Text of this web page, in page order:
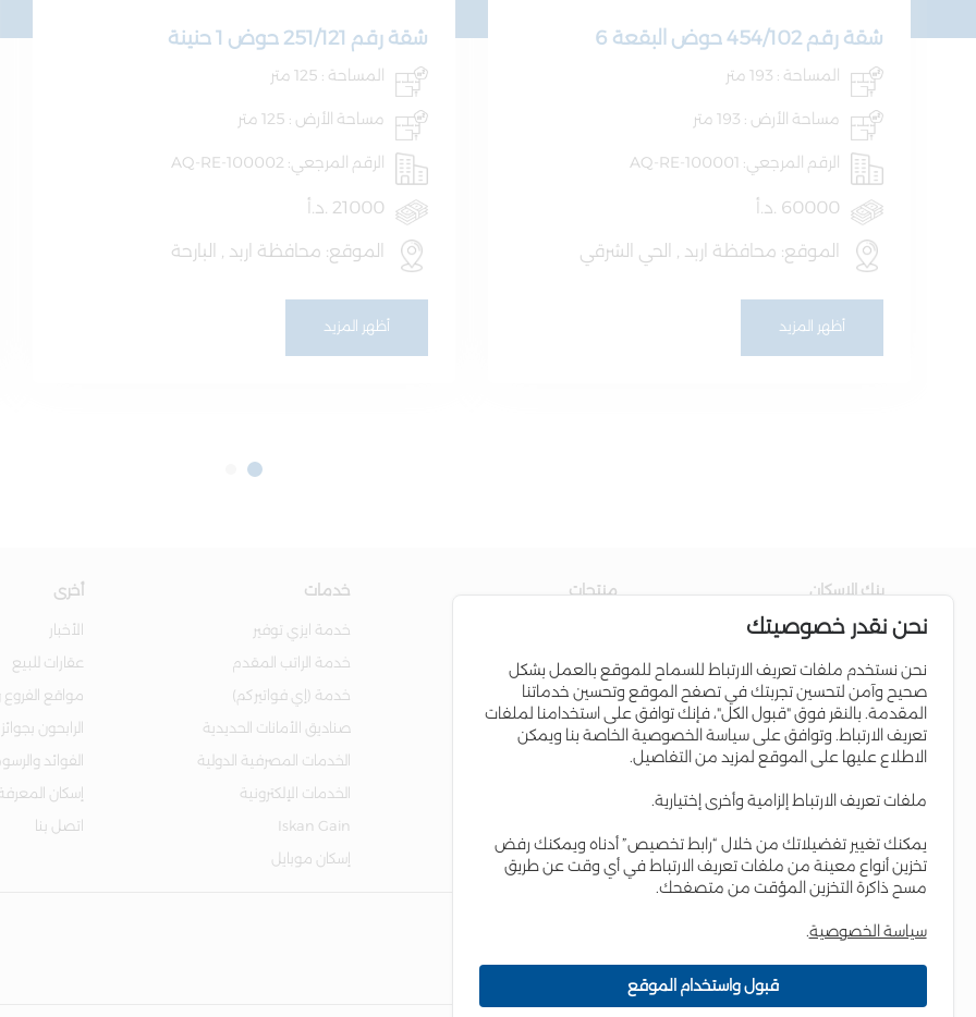
شقة رقم 454/102 حوض البقعة 6
المساحة : 193 متر
مساحة الأرض : 193 متر
الرقم المرجعي: AQ-RE-100001
60000 .د.أ
الموقع: محافظة اربد , الحي الشرقي
أظهر المزيد
شقة رقم 251/121 حوض 1 حنينة
المساحة : 125 متر
مساحة الأرض : 125 متر
الرقم المرجعي: AQ-RE-100002
21000 .د.أ
الموقع: محافظة اربد , البارحة
أظهر المزيد
بنك الاسكان
عن البنك
مجلس الإدارة
إدارة البنك
علاقات المستثمرين
التواجد الإقليمي
المسؤولية الاجتماعية
العمل لدى البنك
منتجات
القروض السكنية
برامج الائتمان
البطاقات الإئتمانية
حساب مستقبلي
خدمات
خدمة ايزي توفير
خدمة الراتب المقدم
خدمة (إي فواتيركم)
صناديق الأمانات الحديدية
الخدمات المصرفية الدولية
الخدمات الإلكترونية
Iskan Gain
إسكان موبايل
أخرى
الأخبار
عقارات للبيع
مواقع الفروع
الرابحون
الفوائد
إسكان
اتصل بنا
نحن نقدر خصوصيتك
نحن نستخدم ملفات تعريف الارتباط للسماح للموقع بالعمل بشكل
صحيح وآمن لتحسين تجربتك في تصفح الموقع وتحسين خدماتنا
المقدمة. بالنقر فوق "قبول الكل"، فإنك توافق على استخدامنا لملفات
تعريف الارتباط. وتوافق على سياسة الخصوصية الخاصة بنا ويمكن
الاطلاع عليها على الموقع لمزيد من التفاصيل.
ملفات تعريف الارتباط إلزامية وأخرى إختيارية.
يمكنك تغيير تفضيلاتك من خلال “رابط تخصيص” أدناه ويمكنك رفض
تخزين أنواع معينة من ملفات تعريف الارتباط في أي وقت عن طريق
مسح ذاكرة التخزين المؤقت من متصفحك.
سياسة الخصوصية.
قبول واستخدام الموقع